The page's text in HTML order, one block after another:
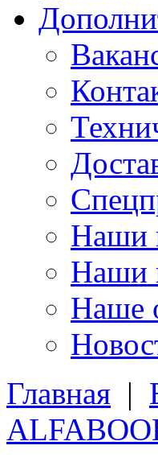
Наши
Наши
Наше
Главная |